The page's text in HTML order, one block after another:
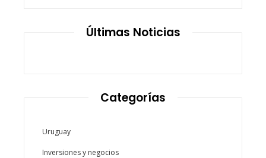
Últimas Noticias
Categorías
Uruguay
Inversiones y negocios